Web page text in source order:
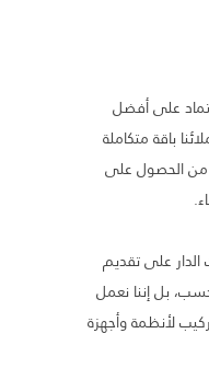
على أفضل
باقة متكاملة
من الحصول على
على تقديم
بل إننا نعمل
لأنظمة وأجهزة